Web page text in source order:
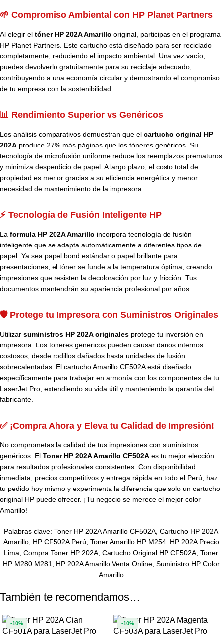
🌱 Compromiso Ambiental con HP Planet Partners
Al elegir el tóner HP 202A Amarillo original, participas en el programa
HP Planet Partners. Este cartucho está diseñado para ser reciclado
completamente, reduciendo el impacto ambiental. Una vez vacío,
puedes devolverlo gratuitamente para su reciclaje adecuado,
contribuyendo a una economía circular y demostrando el compromiso
de tu empresa con la sostenibilidad.
📊 Rendimiento Superior vs Genéricos
Los análisis comparativos demuestran que el cartucho original HP
202A produce 27% más páginas que los tóneres genéricos. Su
tecnología de microfusión uniforme reduce los reemplazos prematuros
y minimiza desperdicio de papel. A largo plazo, el costo total de
propiedad es menor gracias a su eficiencia energética y menor
necesidad de mantenimiento de la impresora.
⚡ Tecnología de Fusión Inteligente HP
La formula HP 202A Amarillo incorpora tecnología de fusión
inteligente que se adapta automáticamente a diferentes tipos de
papel. Ya sea papel bond estándar o papel brillante para
presentaciones, el tóner se funde a la temperatura óptima, creando
impresiones que resisten la decoloración por luz y fricción. Tus
documentos mantendrán su apariencia profesional por años.
🛡️ Protege tu Impresora con Suministros Originales
Utilizar suministros HP 202A originales protege tu inversión en
impresora. Los tóneres genéricos pueden causar daños internos
costosos, desde rodillos dañados hasta unidades de fusión
sobrecalentadas. El cartucho Amarillo CF502A está diseñado
específicamente para trabajar en armonía con los componentes de tu
LaserJet Pro, extendiendo su vida útil y manteniendo la garantía del
fabricante.
✅ ¡Compra Ahora y Eleva tu Calidad de Impresión!
No comprometas la calidad de tus impresiones con suministros
genéricos. El Toner HP 202A Amarillo CF502A es tu mejor elección
para resultados profesionales consistentes. Con disponibilidad
inmediata, precios competitivos y entrega rápida en todo el Perú, haz
tu pedido hoy mismo y experimenta la diferencia que solo un cartucho
original HP puede ofrecer. ¡Tu negocio se merece el mejor color
Amarillo!
Palabras clave: Toner HP 202A Amarillo CF502A, Cartucho HP 202A
Amarillo, HP CF502A Perú, Toner Amarillo HP M254, HP 202A Precio
Lima, Compra Toner HP 202A, Cartucho Original HP CF502A, Toner
HP M280 M281, HP 202A Amarillo Venta Online, Suministro HP Color
Amarillo
También te recomendamos…
-10% -10%